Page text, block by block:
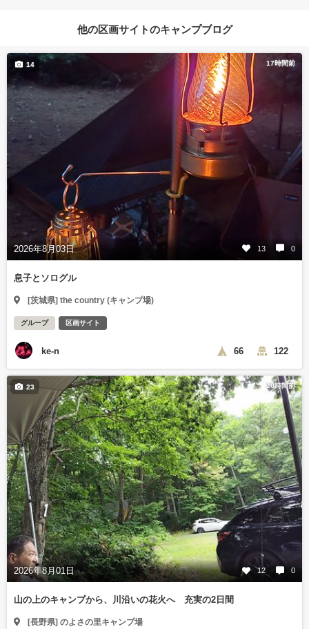
他の区画サイトのキャンプブログ
17時間前
2026年8月03日 13 0
14
息子とソログル
[茨城県] the country (キャンプ場)
グループ 区画サイト
ke-n 66 122
20時間前
2026年8月01日 12 0
23
山の上のキャンプから、川沿いの花火へ 充実の2日間
[長野県] のよさの里キャンプ場